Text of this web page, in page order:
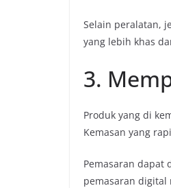
Selain peralatan,
yang lebih khas
3.
Produk yang di
Kemasan yang
Pemasaran dapat
pemasaran digital